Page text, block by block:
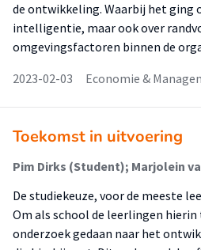
de ontwikkeling. Waarbij het ging
intelligentie, maar ook over
omgevingsfactoren binnen de
2023-02-03
Economie &
Toekomst in uitvoering
De studiekeuze, voor de meeste
Om als school de leerlingen
onderzoek gedaan naar het